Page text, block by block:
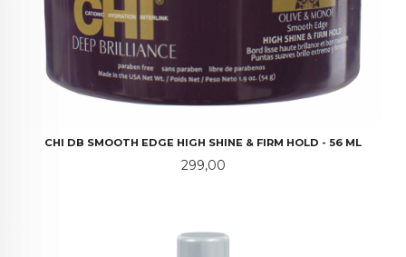
CHI DB SMOOTH EDGE HIGH SHINE & FIRM HOLD - 56 ML
Pris
299,00